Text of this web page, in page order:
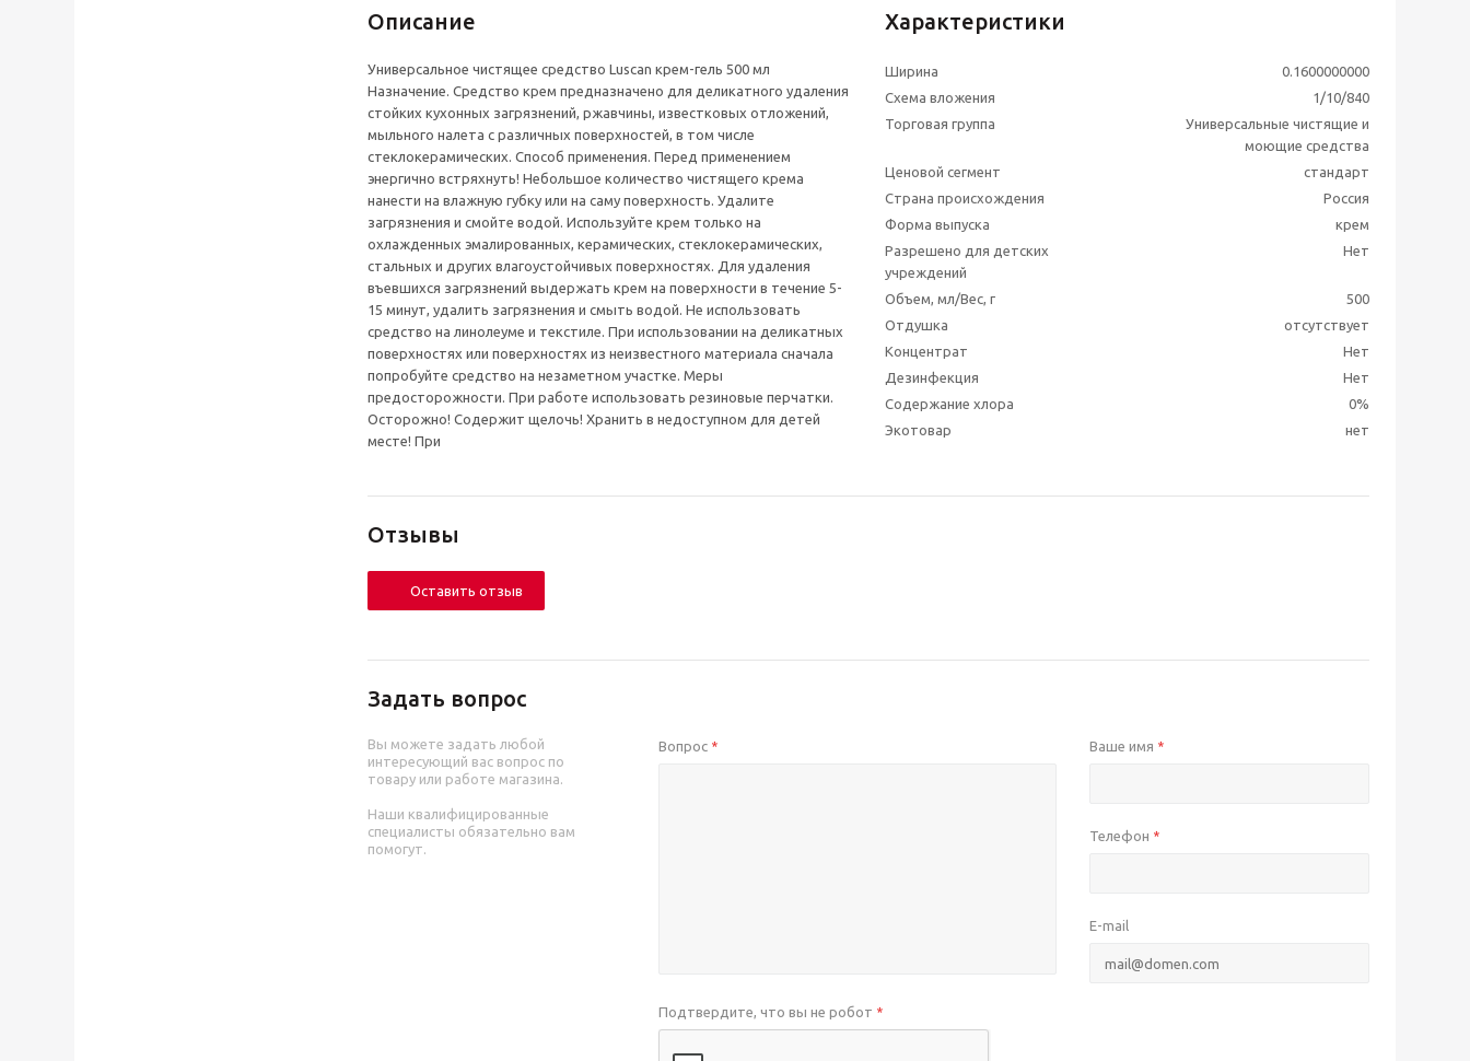
Описание
Универсальное чистящее средство Luscan крем-гель 500 мл
Назначение. Средство крем предназначено для деликатного удаления
стойких кухонных загрязнений, ржавчины, известковых отложений,
мыльного налета с различных поверхностей, в том числе
стеклокерамических. Способ применения. Перед применением
энергично встряхнуть! Небольшое количество чистящего крема
нанести на влажную губку или на саму поверхность. Удалите
загрязнения и смойте водой. Используйте крем только на
охлажденных эмалированных, керамических, стеклокерамических,
стальных и других влагоустойчивых поверхностях. Для удаления
въевшихся загрязнений выдержать крем на поверхности в течение 5-
15 минут, удалить загрязнения и смыть водой. Не использовать
средство на линолеуме и текстиле. При использовании на деликатных
поверхностях или поверхностях из неизвестного материала сначала
попробуйте средство на незаметном участке. Меры
предосторожности. При работе использовать резиновые перчатки.
Осторожно! Содержит щелочь! Хранить в недоступном для детей
месте! При
Характеристики
Ширина
0.1600000000
Схема вложения
1/10/840
Торговая группа
Универсальные чистящие и
моющие средства
Ценовой сегмент
стандарт
Страна происхождения
Россия
Форма выпуска
крем
Разрешено для детских
учреждений
Нет
Объем, мл/Вес, г
500
Отдушка
отсутствует
Концентрат
Нет
Дезинфекция
Нет
Содержание хлора
0%
Экотовар
нет
Отзывы
Оставить отзыв
Задать вопрос
Вы можете задать любой
интересующий вас вопрос по
товару или работе магазина.
Наши квалифицированные
специалисты обязательно вам
помогут.
Вопрос * Ваше имя *
Телефон *
E-mail
Подтвердите, что вы не робот *